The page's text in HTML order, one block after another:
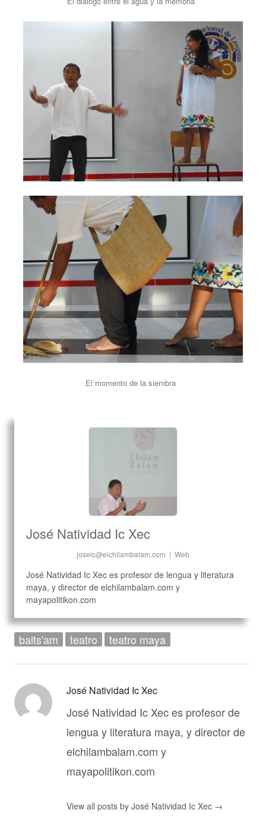
El momento de la siembra
José Natividad Ic Xec
joseic@elchilambalam.com | Web
José Natividad Ic Xec es profesor de lengua y literatura
maya, y director de elchilambalam.com y
mayapolitikon.com
balts'am teatro teatro maya
José Natividad Ic Xec
José Natividad Ic Xec es profesor de
lengua y literatura maya, y director de
elchilambalam.com y
mayapolitikon.com
View all posts by José Natividad Ic Xec →